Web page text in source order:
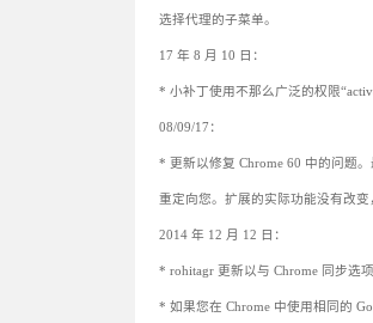
选择代理的子菜单。
17 年 8 月 10 日：
* 小补丁使用不那么广泛的权限
08/09/17：
* 更新以修复 Chrome 60 中的问题
重定向您。扩展的实际功能没有改
2014 年 12 月 12 日：
* rohitagr 更新以与 Chrome 同步选项
* 如果您在 Chrome 中使用相同的